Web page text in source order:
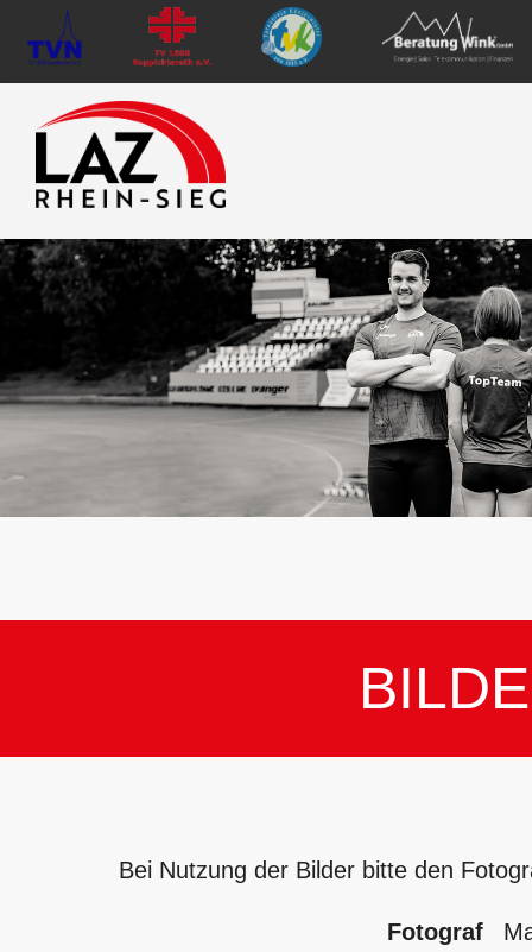
Bei Nutzung der Bilder bitte den
Fotograf